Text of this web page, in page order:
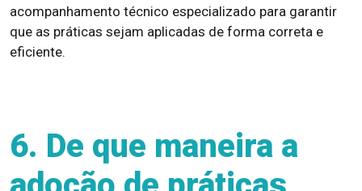
acompanhamento técnico especializado para garantir
que as práticas sejam aplicadas de forma correta e
eficiente.
6. De que maneira a